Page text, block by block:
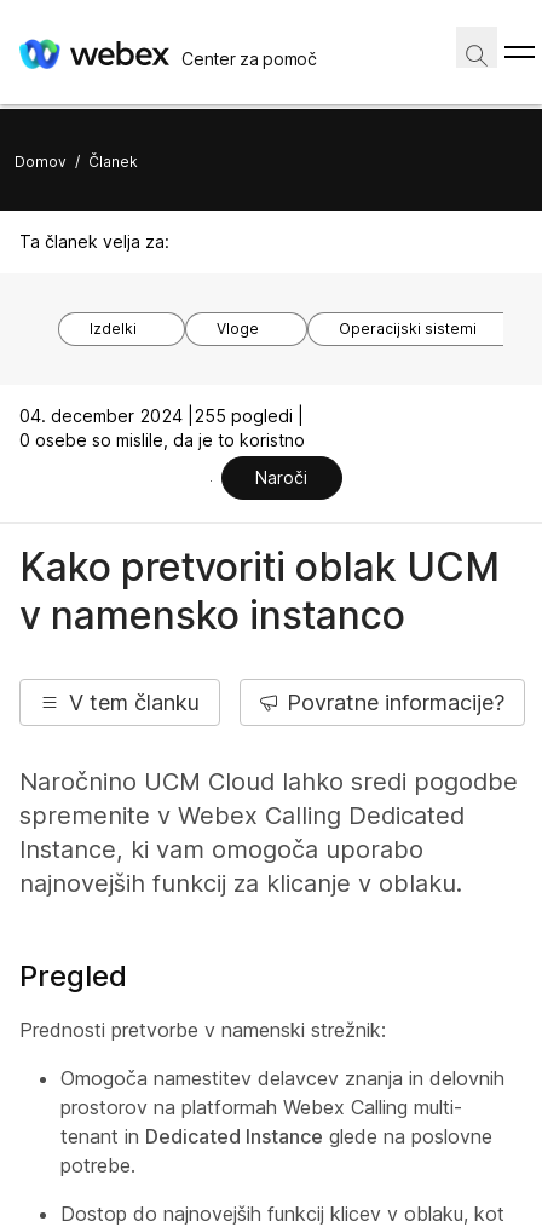
Center za pomoč
Domov / Članek
Ta članek velja za:
Izdelki Vloge Operacijski sistemi
04. december 2024 |
255 pogledi |
0 osebe so mislile, da je to koristno
Naroči
Kako pretvoriti oblak UCM
v namensko instanco
V tem članku Povratne informacije?
Naročnino UCM Cloud lahko sredi pogodbe
spremenite v Webex Calling Dedicated
Instance, ki vam omogoča uporabo
najnovejših funkcij za klicanje v oblaku.
Pregled
Prednosti pretvorbe v namenski strežnik:
Omogoča namestitev delavcev znanja in delovnih
prostorov na platformah Webex Calling multi-
tenant in Dedicated Instance glede na poslovne
potrebe.
Dostop do najnovejših funkcij klicev v oblaku, kot